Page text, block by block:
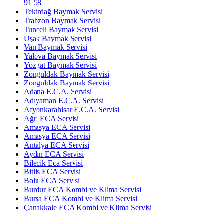
91 58
Tekirdağ Baymak Servisi
Trabzon Baymak Servisi
Tunceli Baymak Servisi
Uşak Baymak Servisi
Van Baymak Servisi
Yalova Baymak Servisi
Yozgat Baymak Servisi
Zonguldak Baymak Servisi
Zonguldak Baymak Servisi
Adana E.C.A. Servisi
Adıyaman E.C.A. Servisi
Afyonkarahisar E.C.A. Servisi
Ağrı ECA Servisi
Amasya ECA Servisi
Amasya ECA Servisi
Antalya ECA Servisi
Aydın ECA Servisi
Bilecik Eca Servisi
Bitlis ECA Servisi
Bolu ECA Servisi
Burdur ECA Kombi ve Klima Servisi
Bursa ECA Kombi ve Klima Servisi
Çanakkale ECA Kombi ve Klima Servisi